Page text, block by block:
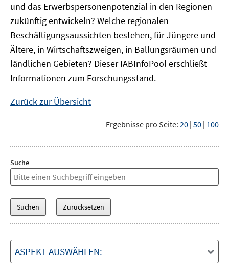
und das Erwerbspersonenpotenzial in den Regionen
zukünftig entwickeln? Welche regionalen
Beschäftigungsaussichten bestehen, für Jüngere und
Ältere, in Wirtschaftszweigen, in Ballungsräumen und
ländlichen Gebieten? DieserIABInfoPool erschließt
Informationen zum Forschungsstand.
Zurück zur Übersicht
Ergebnisse pro Seite: 20 | 50 | 100
Suche
ASPEKT AUSWÄHLEN: